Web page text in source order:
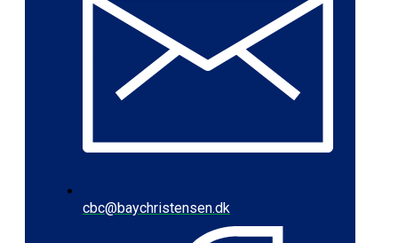
cbc@baychristensen.dk